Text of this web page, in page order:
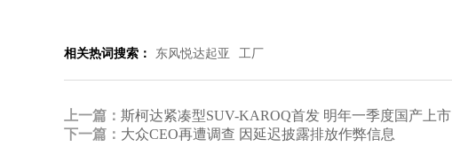
相关热词搜索： 东风悦达起亚 工厂
上一篇： 斯柯达紧凑型SUV-KAROQ首发 明年一季度国产上市
下一篇： 大众CEO再遭调查 因延迟披露排放作弊信息